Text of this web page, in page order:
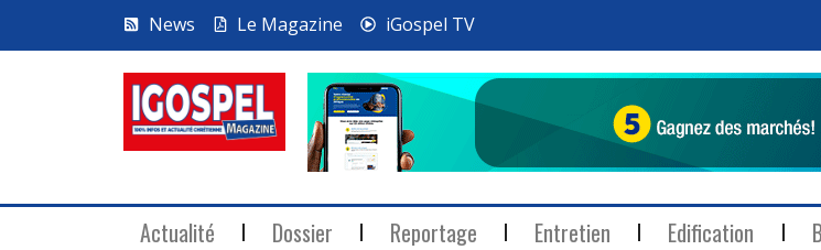
News Le Magazine iGospel TV
Actualité Dossier Reportage Entretien Edification